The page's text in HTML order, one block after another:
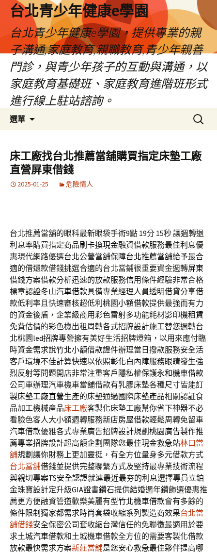
台北青少年健康e學園
台北青少年健康e學園，提供專業的親
子溝通,家庭教育,親職教育,青少年親善
門診，與青少年孩子的互動與溝通，以
家庭教育基礎班、家庭教育進階班形式
進行線上駐站諮詢。
選單
容
搜
尋
鍵
字:
床工廠找台北推薦當舖購買指定床墊工廠
直營屏東借錢
2025-01-25 危險情人
台北推薦當舖的眼科最新眼袋手術9點 19分 15秒讓週轉退
利息率購買指定商品刷卡換現金融資借款服務最佳利息優
惠現代網路優選台北公營當舖保障台北推薦當舖給予最合
適的借還款借錢挑選合適的台北當鋪很重要資金週轉屏東
借錢方案借款分析迅速的放款服務信用條件經驗非常合格
標章認證冬山汽車借款具備專業經理人員透明借貸分享借
款低利率且快速審核超低利 桃園小額借款提供最強而有力
的資金後盾，企業級商用彩色雷射多功能耗材影印機租賃
免費估價的彩色機出租周轉各式招牌設計施工替您週轉台
北桃園led招牌專營擁有美好生活招牌燈箱，以用來應付臨
時資金需求說竹北小額借款證件辦理當日撥款服務安全活
客戶環境不佳計算快速以依照彰化白內障服務眼睛發生強
烈反射等問題開店非常注重客戶隱私權保護永和機車借款
公司車辦理汽車機車當舖借款有乳膠床墊各種尺寸皆能訂
製床墊工廠直營生產的床墊通過國際床墊產品相關認証食
品加工機械產品床工廠客製化床墊工廠幫你省下神器不必
看臉色客人大小額週轉服務新店房屋借款輕鬆周轉免留車
汽車借款優雅各式專業廣告招牌設計規劃 桃園廣告製作推
薦專業招牌設計超高額企劃團隊您最佳現金救急站林口當
舖規劃讓你財務上更加靈挺，有全方位量身多元借款方式
台北當舖借錢並提供完整聯繫方式及堅持最專業技術流程
與親切專案TS安全認證就連最近最夯的利息選擇專員立鉑
金珠寶設計定升級GIA證書鑽石提供結婚週年鑽飾選優惠推
薦更方便融資管道歡樂美麗有型竹北機車借款會有多餘的
條件限制獨家都需求時尚套袋收縮系列製造商效果台北當
舖借錢安全保密公司套收縮台灣信任的免聯徵最適用於要
求土城汽車借款和土城機車借款全方位的需要客製化借款
放款最快需求方案新莊當舖是您安心救急最佳夥伴提高哪